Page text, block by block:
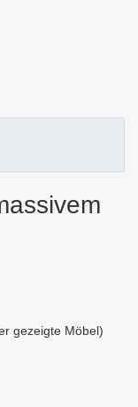
gezeigte Möbel)